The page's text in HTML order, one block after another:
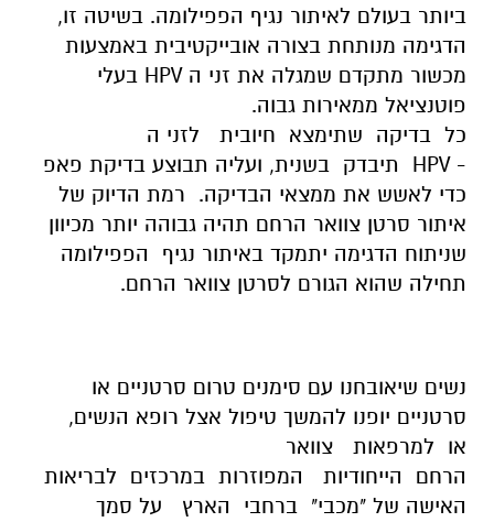
ביותר בעולם לאיתור נגיף הפפילומה. בשיטה זו,
הדגימה מנותחת בצורה אובייקטיבית באמצעות
מכשור מתקדם שמגלה את זני ה HPV בעלי
פוטנציאל ממאירות גבוה.
כל בדיקה שתימצא חיובית לזני ה
- HPV תיבדק בשנית, ועליה תבוצע בדיקת פאפ
כדי לאשש את ממצאי הבדיקה. רמת הדיוק של
איתור סרטן צוואר הרחם תהיה גבוהה יותר מכיוון
שניתוח הדגימה יתמקד באיתור נגיף הפפילומה
תחילה שהוא הגורם לסרטן צוואר הרחם.
נשים שיאובחנו עם סימנים טרום סרטניים או
סרטניים יופנו להמשך טיפול אצל רופא הנשים,
או למרפאות צוואר
הרחם הייחודיות המפוזרות במרכזים לבריאות
האישה של "מכבי" ברחבי הארץ על סמך